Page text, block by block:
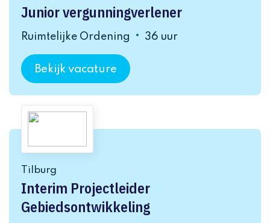
Junior vergunningverlener
Ruimtelijke Ordening 36 uur
Bekijk vacature
Tilburg
Interim Projectleider
Gebiedsontwikkeling